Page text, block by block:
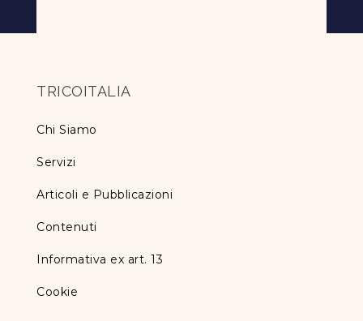
TRICOITALIA
Chi Siamo
Servizi
Articoli e Pubblicazioni
Contenuti
Informativa ex art. 13
Cookie